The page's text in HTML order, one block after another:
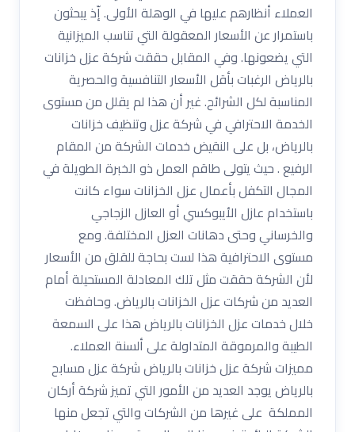
العملاء أنظارهم عليها في الوهلة الأولى. إّذ يبحثون
باستمرار عن الأسعار المعقولة التي تناسب الميزانية
التي يضعونها. وفي المقابل حققت شركة عزل خزانات
بالرياض الرغبات بأقل الأسعار التنافسية والحصرية
المناسبة لكل الشرائح. غير أن هذا لم يقلل من مستوى
الخدمة الاحترافي في شركة عزل وتنظيف خزانات
بالرياض، بل على النقيض خدمات الشركة من المقام
الرفيع . حيث يتولى طاقم العمل ذو الخبرة الطويلة في
المجال التكفل بأعمال عزل الخزانات سواء كانت
باستخدام عازل الأيبوكسي أو العازل الزجاجي
والخرساني وحتى دهانات العزل المختلفة. ومع
مستوى الاحترافية هذا لست بحاجة للقلق من الأسعار
لأن الشركة حققت مثل تلك المعادلة المستحيلة أمام
العديد من شركات عزل الخزانات بالرياض. وحافظت
خلال خدمات عزل الخزانات بالرياض هذا على السمعة
الطيبة والمرموقة المتداولة على ألسنة العملاء.
مميزات شركة عزل خزانات بالرياض شركة عزل مسابح
بالرياض يوجد العديد من الأمور التي تميز شركة أركان
المملكة على غيرها من الشركات والتي تجعل منها